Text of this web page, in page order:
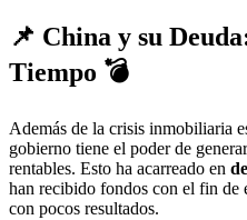
📌 China y su
Tiempo 💣
Además de la crisis inmobiliaria
gobierno tiene el poder de
rentables. Esto ha acarreado en
han recibido fondos con el fin de
con pocos resultados.